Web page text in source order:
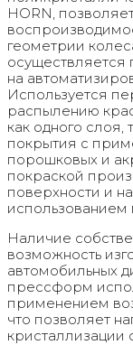
HORN,
геометрии
на
Используется
распылению
как одного слоя,
покрытия с
порошковых и
покраской
поверхности и
использованием
Наличие
возможность
автомобильных
прессформ
применением
что позволяет
кристаллизации